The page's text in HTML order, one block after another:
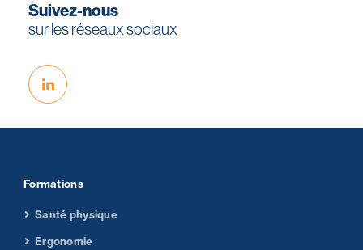
Suivez-nous
sur les réseaux sociaux
Formations
Santé physique
Ergonomie